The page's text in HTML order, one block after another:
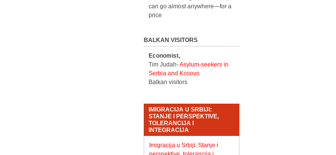
can go almost anywhere—for a
price
BALKAN VISITORS
Economist,
Tim Judah-Asylum-seekers in
Serbia and Kosovo
Balkan visitors
IMIGRACIJA U SRBIJI:
STANJE I PERSPEKTIVE,
TOLERANCIJA I
INTEGRACIJA
Imigracija u Srbiji: Stanje i